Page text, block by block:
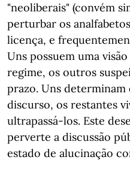
"neoliberais" (convém
perturbar os
licença, e
Uns possuem uma
regime, os outros
prazo. Uns determinam
discurso, os restantes
ultrapassá-los. Este
perverte a discussão
estado de alucinação